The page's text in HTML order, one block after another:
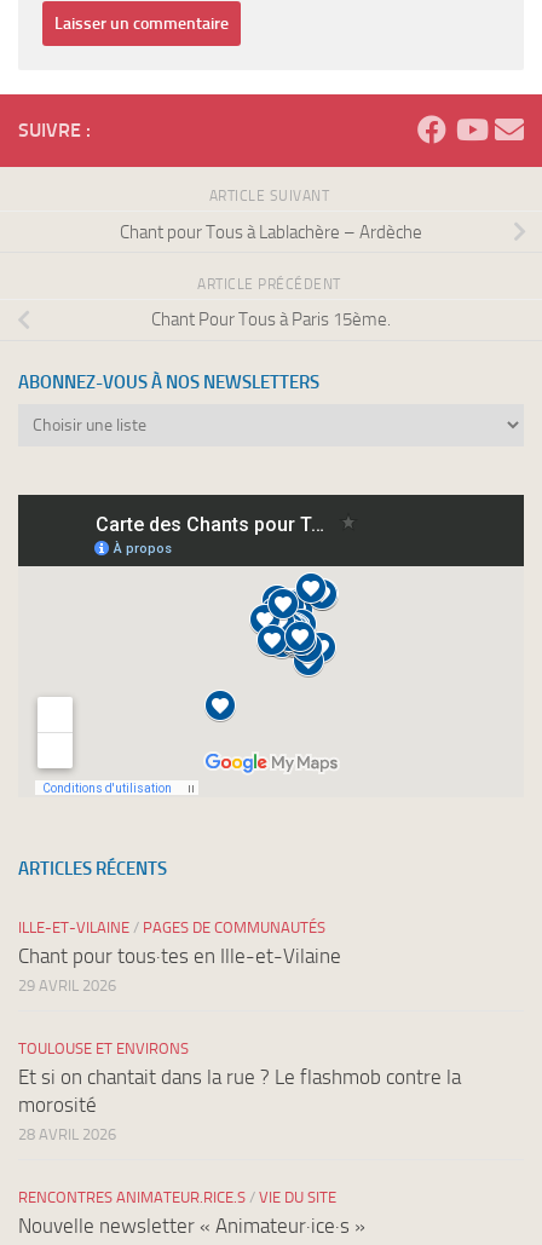
SUIVRE :
ARTICLE SUIVANT
Chant pour Tous à Lablachère – Ardèche
ARTICLE PRÉCÉDENT
Chant Pour Tous à Paris 15ème.
ABONNEZ-VOUS À NOS NEWSLETTERS
Abonnez-
newsletters
ARTICLES RÉCENTS
ILLE-ET-VILAINE / PAGES DE COMMUNAUTÉS
Chant pour tous·tes en Ille-et-Vilaine
29 AVRIL 2026
TOULOUSE ET ENVIRONS
Et si on chantait dans la rue ? Le flashmob contre la
morosité
28 AVRIL 2026
RENCONTRES ANIMATEUR.RICE.S / VIE DU SITE
Nouvelle newsletter « Animateur·ice·s »